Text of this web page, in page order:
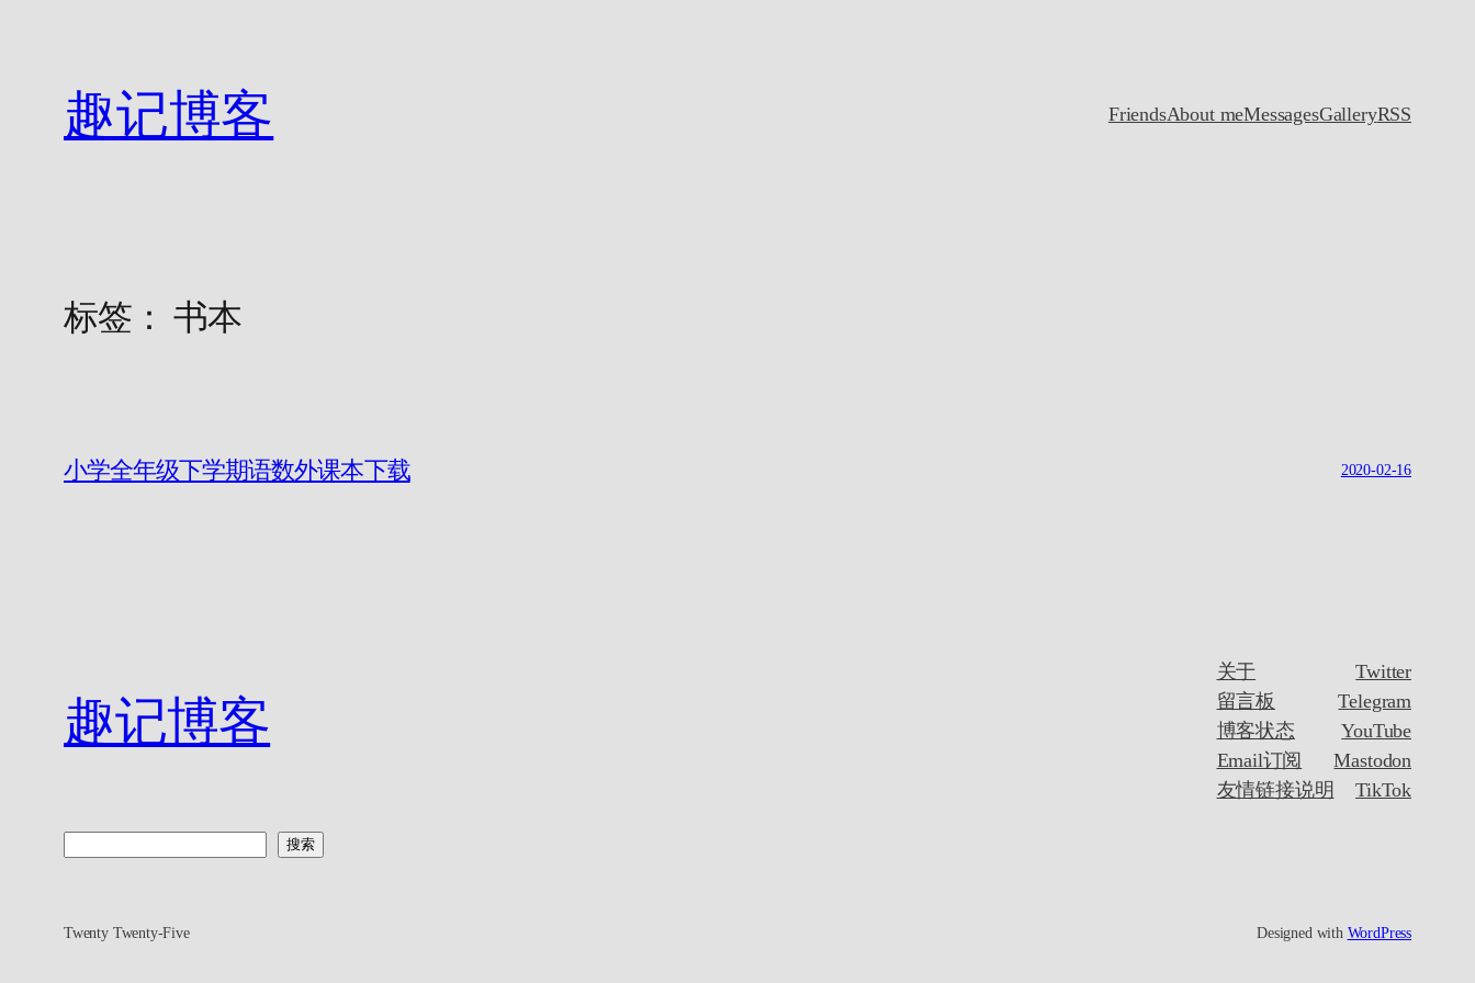
趣记博客 FriendsAbout meMessagesGalleryRSS
标签：书本
小学全年级下学期语数外课本下载 2020-02-16
趣记博客
搜索
关于
留言板
博客状态
Email订阅
友情链接说明
Twitter
Telegram
YouTube
Mastodon
TikTok
Twenty Twenty-Five Designed with WordPress